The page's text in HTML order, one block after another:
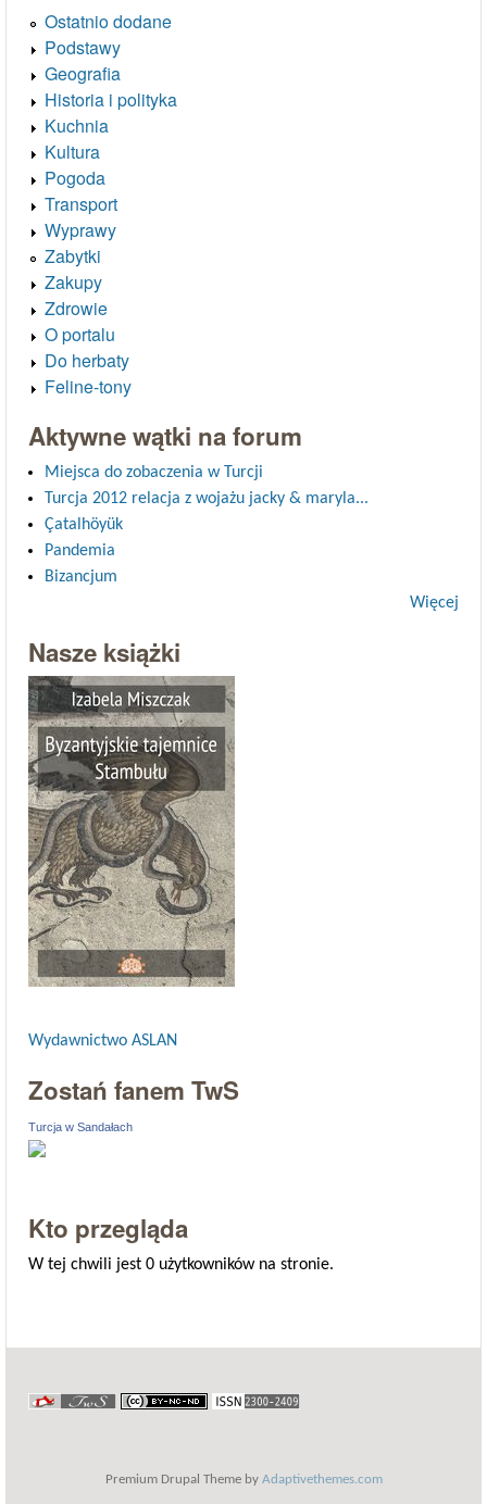
Ostatnio dodane
Podstawy
Geografia
Historia i polityka
Kuchnia
Kultura
Pogoda
Transport
Wyprawy
Zabytki
Zakupy
Zdrowie
O portalu
Do herbaty
Feline-tony
Aktywne wątki na forum
Miejsca do zobaczenia w Turcji
Turcja 2012 relacja z wojażu jacky & maryla...
Çatalhöyük
Pandemia
Bizancjum
Więcej
Nasze książki
Wydawnictwo ASLAN
Zostań fanem TwS
Turcja w Sandałach
Kto przegląda
W tej chwili jest 0 użytkowników na stronie.
Premium Drupal Theme by Adaptivethemes.com